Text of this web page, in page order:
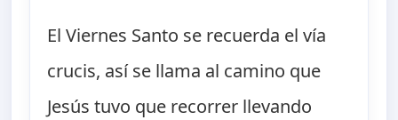
El Viernes Santo se recuerda el vía
crucis, así se llama al camino que
Jesús tuvo que recorrer llevando